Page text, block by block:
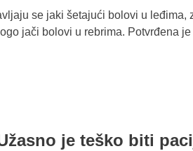
se jaki šetajući bolovi u leđima,
jači bolovi u rebrima. Potvrđena
je teško biti